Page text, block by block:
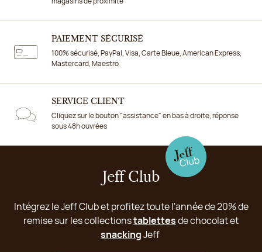
PAIEMENT SÉCURISÉ
100% sécurisé, PayPal, Visa, Carte Bleue, American Express,
Mastercard, Maestro
SERVICE CLIENT
Cliquez sur le bouton "assistance" en bas à droite, réponse
sous 48h ouvrées
Jeff Club
Intégrez le Jeff Club et profitez toute l'année de 20% de
remise sur les collectionstablettesde chocolat et
snackingJeff